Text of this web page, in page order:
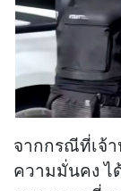
จากกรณีที่เจ้
ความมั่นคง ไ